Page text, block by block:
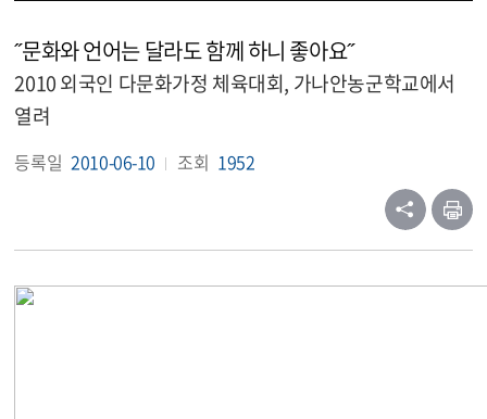
˝문화와 언어는 달라도 함께 하니 좋아요˝
2010 외국인 다문화가정 체육대회, 가나안농군학교에서
열려
등록일 2010-06-10 조회 1952